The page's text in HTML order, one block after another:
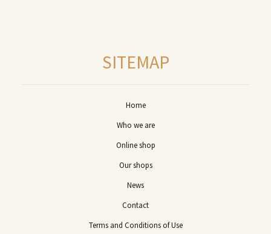
SITEMAP
Home
Who we are
Online shop
Our shops
News
Contact
Terms and Conditions of Use